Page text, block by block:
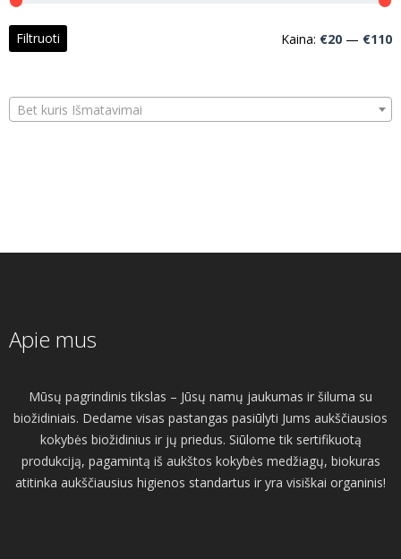
Filtruoti Kaina: €20 — €110
Bet kuris Išmatavimai
Apie mus
Mūsų pagrindinis tikslas – Jūsų namų jaukumas ir šiluma su
biožidiniais. Dedame visas pastangas pasiūlyti Jums aukščiausios
kokybės biožidinius ir jų priedus. Siūlome tik sertifikuotą
produkciją, pagamintą iš aukštos kokybės medžiagų, biokuras
atitinka aukščiausius higienos standartus ir yra visiškai organinis!